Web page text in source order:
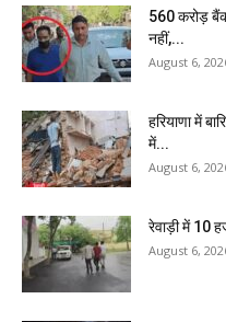
₹560 करोड़
नहीं,...
August 6,
हरियाणा में
में...
August 6,
रेवाड़ी में 10
August 6,